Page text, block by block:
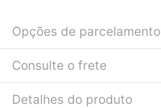
Opções de parcelamento
Consulte o frete
Detalhes do produto